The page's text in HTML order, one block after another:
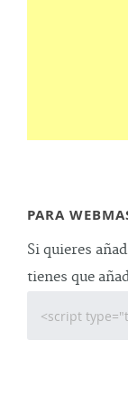
PARA
Si quieres
tienes que